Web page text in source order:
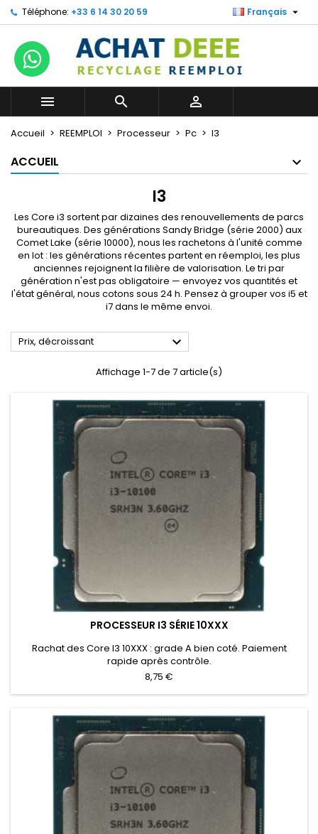
Téléphone: +33 6 14 30 20 59 Français 
  
Accueil REEMPLOI Processeur Pc I3
ACCUEIL
I3
Les Core i3 sortent par dizaines des renouvellements de parcs
bureautiques. Des générations Sandy Bridge (série 2000) aux
Comet Lake (série 10000), nous les rachetons à l'unité comme
en lot : les générations récentes partent en réemploi, les plus
anciennes rejoignent la filière de valorisation. Le tri par
génération n'est pas obligatoire — envoyez vos quantités et
l'état général, nous cotons sous 24 h. Pensez à grouper vos i5 et
i7dans le même envoi.
Prix, décroissant 
Affichage 1-7 de 7 article(s)
PROCESSEUR I3 SÉRIE 10XXX
Rachat des Core I3 10XXX : grade A bien coté. Paiement
rapide après contrôle.
8,75 €